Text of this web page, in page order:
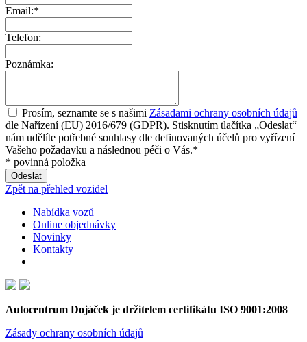
Email:*
Telefon:
Poznámka:
Prosím, seznamte se s našimi Zásadami ochrany osobních údajů
dle Nařízení (EU) 2016/679 (GDPR). Stisknutím tlačítka „Odeslat“
nám udělíte potřebné souhlasy dle definovaných účelů pro vyřízení
Vašeho požadavku a následnou péči o Vás.*
* povinná položka
Zpět na přehled vozidel
Nabídka vozů
Online objednávky
Novinky
Kontakty
Autocentrum Dojáček je držitelem certifikátu ISO 9001:2008
Zásady ochrany osobních údajů